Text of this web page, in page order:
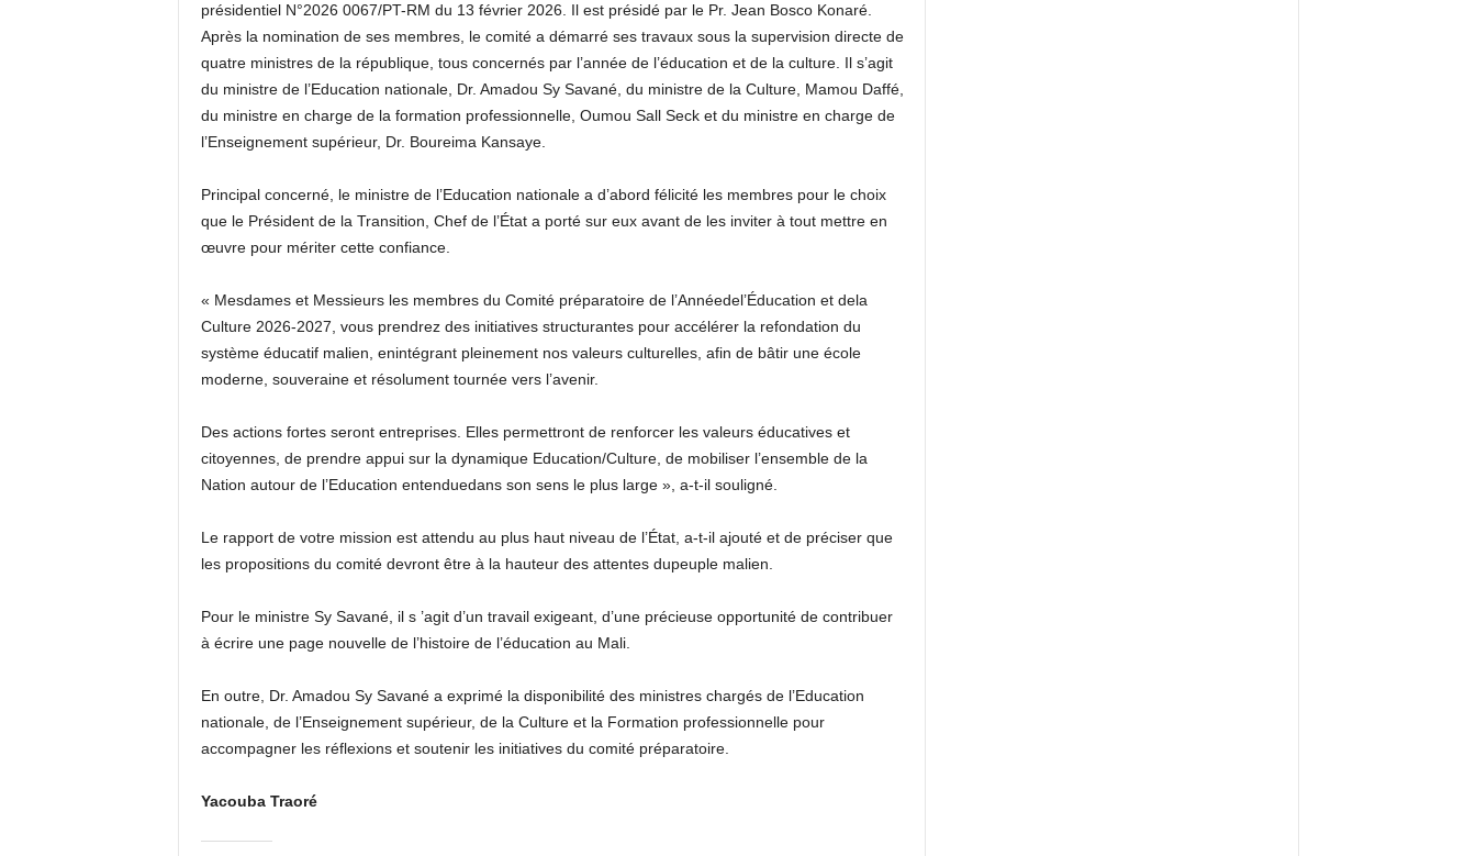
présidentiel N°2026 0067/PT-RM du 13 février 2026. Il est présidé par le Pr. Jean Bosco Konaré.
Après la nomination de ses membres, le comité a démarré ses travaux sous la supervision directe de
quatre ministres de la république, tous concernés par l’année de l’éducation et de la culture. Il s’agit
du ministre de l’Education nationale, Dr. Amadou Sy Savané, du ministre de la Culture, Mamou Daffé,
du ministre en charge de la formation professionnelle, Oumou Sall Seck et du ministre en charge de
l’Enseignement supérieur, Dr. Boureima Kansaye.
Principal concerné, le ministre de l’Education nationale a d’abord félicité les membres pour le choix
que le Président de la Transition, Chef de l’État a porté sur eux avant de les inviter à tout mettre en
œuvre pour mériter cette confiance.
« Mesdames et Messieurs les membres du Comité préparatoire de l’Annéedel’Éducation et dela
Culture 2026-2027, vous prendrez des initiatives structurantes pour accélérer la refondation du
système éducatif malien, enintégrant pleinement nos valeurs culturelles, afin de bâtir une école
moderne, souveraine et résolument tournée vers l’avenir.
Des actions fortes seront entreprises. Elles permettront de renforcer les valeurs éducatives et
citoyennes, de prendre appui sur la dynamique Education/Culture, de mobiliser l’ensemble de la
Nation autour de l’Education entenduedans son sens le plus large », a-t-il souligné.
Le rapport de votre mission est attendu au plus haut niveau de l’État, a-t-il ajouté et de préciser que
les propositions du comité devront être à la hauteur des attentes dupeuple malien.
Pour le ministre Sy Savané, il s ’agit d’un travail exigeant, d’une précieuse opportunité de contribuer
à écrire une page nouvelle de l’histoire de l’éducation au Mali.
En outre, Dr. Amadou Sy Savané a exprimé la disponibilité des ministres chargés de l’Education
nationale, de l’Enseignement supérieur, de la Culture et la Formation professionnelle pour
accompagner les réflexions et soutenir les initiatives du comité préparatoire.
Yacouba Traoré